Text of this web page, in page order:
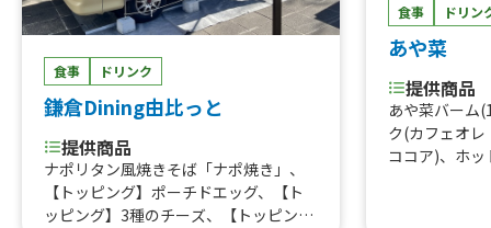
食事 ドリンク
鎌倉Dining由比っと
提供商品
ナポリタン風焼きそば「ナポ焼き」、
【トッピング】ポーチドエッグ、【ト
ッピング】3種のチーズ、【トッピン
食事 ドリン
あや菜
提供商品
あや菜バーム
ク(カフェオ
ココア)、ホ